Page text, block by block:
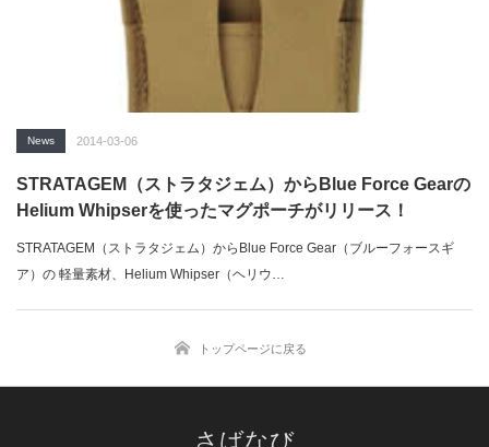
News 2014-03-06
STRATAGEM（ストラタジェム）からBlue Force Gearの
Helium Whipserを使ったマグポーチがリリース！
STRATAGEM（ストラタジェム）からBlue Force Gear（ブルーフォースギ
ア）の 軽量素材、Helium Whipser（ヘリウ…
トップページに戻る